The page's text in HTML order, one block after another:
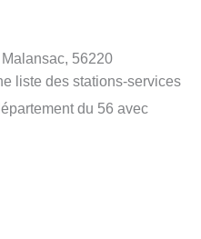
56220
liste des stations-services
du 56 avec